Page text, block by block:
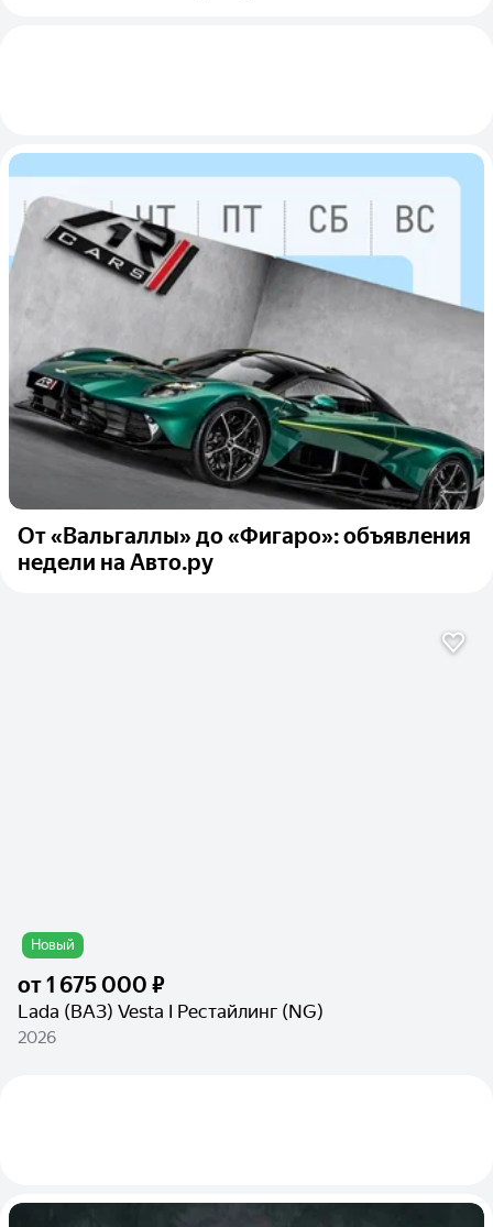
От «Вальгаллы» до «Фигаро»: объявления
недели на Авто.ру
Новый
от1 675 000 ₽
Lada (ВАЗ) Vesta I Рестайлинг (NG)
2026